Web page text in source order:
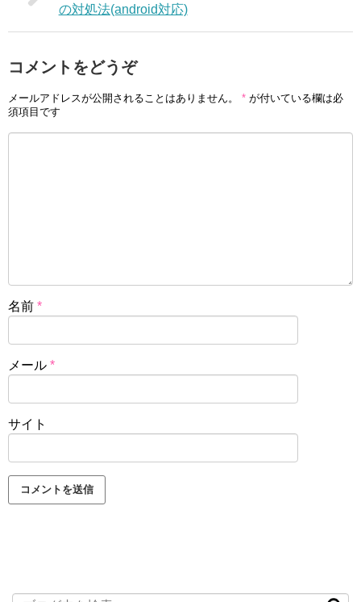
の対処法(android対応)
コメントをどうぞ
メールアドレスが公開されることはありません。 * が付いている欄は必
須項目です
名前 *
メール *
サイト